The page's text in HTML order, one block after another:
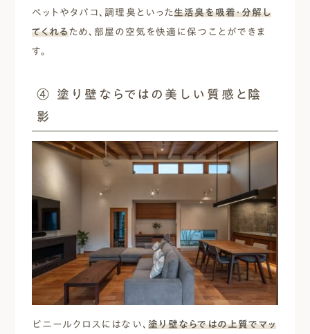
ペットやタバコ、調理臭といった生活臭を吸着・分解し
てくれるため、部屋の空気を快適に保つことができま
す。
④ 塗り壁ならではの美しい質感と陰
影
ビニールクロスにはない、 塗り壁ならではの上質でマッ